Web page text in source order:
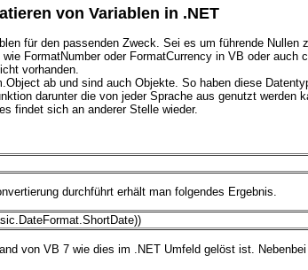
von Variablen in .NET
für den passenden Zweck. Sei es um führende Nullen
FormatNumber oder FormatCurrency in VB oder auch
vorhanden.
ab und sind auch Objekte. So haben diese
darunter die von jeder Sprache aus genutzt werden
findet sich an anderer Stelle wieder.
durchführt erhält man folgendes Ergebnis.
von VB 7 wie dies im .NET Umfeld gelöst ist.